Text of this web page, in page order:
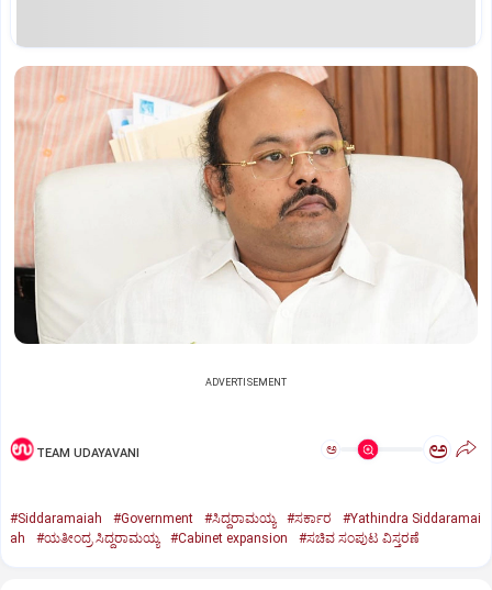
ADVERTISEMENT
TEAM UDAYAVANI ಅ ಅ
#Siddaramaiah #Government #ಸಿದ್ದರಾಮಯ್ಯ #ಸರ್ಕಾರ
#Yathindra Siddaramai
ah
#ಯತೀಂದ್ರ ಸಿದ್ದರಾಮಯ್ಯ #Cabinet expansion #ಸಚಿವ ಸಂಪುಟ ವಿಸ್ತರಣೆ